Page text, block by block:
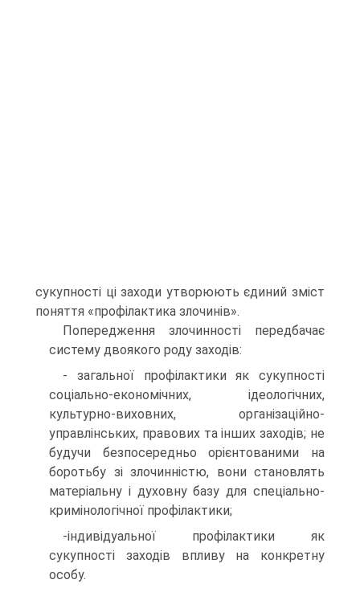
сукупності ці заходи утворюють єдиний зміст
поняття «профілактика злочинів».
Попередження злочинності передбачає
систему двоякого роду заходів:
- загальної профілактики як сукупності
соціально-економічних, ідеологічних,
культурно-виховних, організаційно-
управлінських, правових та інших заходів; не
будучи безпосередньо орієнтованими на
боротьбу зі злочинністю, вони становлять
матеріальну і духовну базу для спеціально-
кримінологічної профілактики;
-індивідуальної профілактики як
сукупності заходів впливу на конкретну
особу.